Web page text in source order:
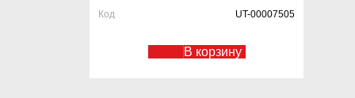
Код
UT-00007505
В корзину